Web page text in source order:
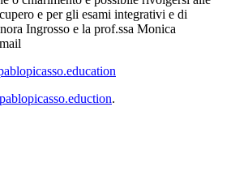
e per gli esami integrativi e di
Ingrosso e la prof.ssa Monica
.